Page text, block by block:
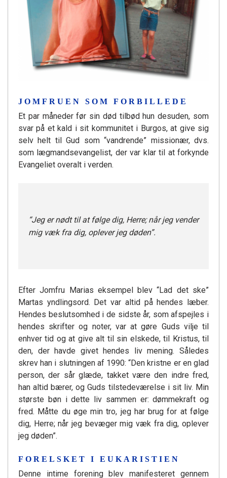
JOMFRUEN SOM FORBILLEDE
Et par måneder før sin død tilbød hun desuden, som
svar på et kald i sit kommunitet i Burgos, at give sig
selv helt til Gud som “vandrende” missionær, dvs.
som lægmandsevangelist, der var klar til at forkynde
Evangeliet overalt i verden.
“Jeg er nødt til at følge dig, Herre; når jeg vender
mig væk fra dig, oplever jeg døden”.
Efter Jomfru Marias eksempel blev “Lad det ske”
Martas yndlingsord. Det var altid på hendes læber.
Hendes beslutsomhed i de sidste år, som afspejles i
hendes skrifter og noter, var at gøre Guds vilje til
enhver tid og at give alt til sin elskede, til Kristus, til
den, der havde givet hendes liv mening. Således
skrev han i slutningen af 1990: “Den kristne er en glad
person, der sår glæde, takket være den indre fred,
han altid bærer, og Guds tilstedeværelse i sit liv. Min
største bøn i dette liv sammen er: dømmekraft og
fred. Måtte du øge min tro, jeg har brug for at følge
dig, Herre; når jeg bevæger mig væk fra dig, oplever
jeg døden”.
FORELSKET I EUKARISTIEN
Denne intime forening blev manifesteret gennem